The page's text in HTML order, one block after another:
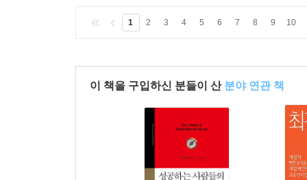
1 2 3 4 5 6 7 8 9 10
이 책을 구입하신 분들이 산 분야 연관 책